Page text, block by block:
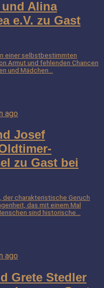
Alina
e.V. zu Gast
einer selbstbestimmten
Armut und fehlenden Chancen
und Mädchen...
ago
Josef
zu Gast bei
der charakteristische Geruch
das mit einem Mal
sind historische...
ago
Grete Stedler